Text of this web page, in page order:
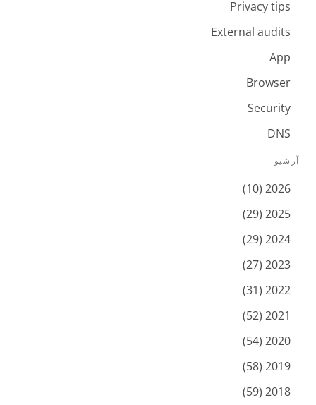
Privacy tips
External audits
App
Browser
Security
DNS
آرشیو
2026 (10)
2025 (29)
2024 (29)
2023 (27)
2022 (31)
2021 (52)
2020 (54)
2019 (58)
2018 (59)